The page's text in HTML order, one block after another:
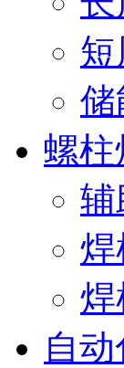
储
螺柱
辅
焊
焊
自